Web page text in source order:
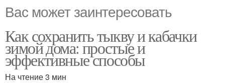
Вас может заинтересовать
Как сохранить тыкву и кабачки
зимой дома: простые и
эффективные способы
На чтение 3 мин